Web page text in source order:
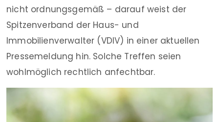
nicht ordnungsgemäß – darauf weist der
Spitzenverband der Haus- und
Immobilienverwalter (VDIV) in einer aktuellen
Pressemeldung hin. Solche Treffen seien
wohlmöglich rechtlich anfechtbar.